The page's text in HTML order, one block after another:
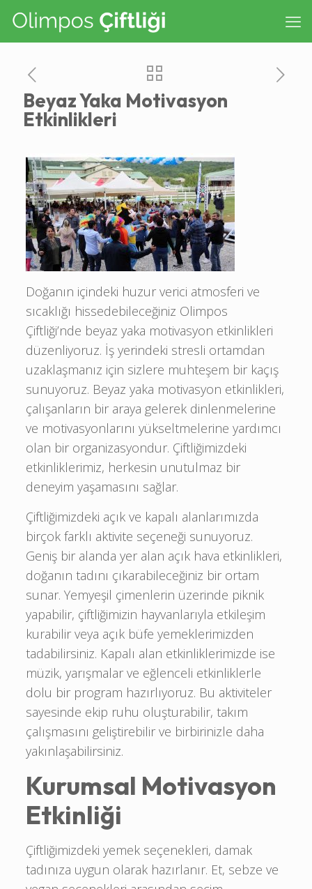
Beyaz Yaka Motivasyon
Etkinlikleri
Doğanın içindeki huzur verici atmosferi ve
sıcaklığı hissedebileceğiniz Olimpos
Çiftliği’nde beyaz yaka motivasyon etkinlikleri
düzenliyoruz. İş yerindeki stresli ortamdan
uzaklaşmanız için sizlere muhteşem bir kaçış
sunuyoruz. Beyaz yaka motivasyon etkinlikleri,
çalışanların bir araya gelerek dinlenmelerine
ve motivasyonlarını yükseltmelerine yardımcı
olan bir organizasyondur. Çiftliğimizdeki
etkinliklerimiz, herkesin unutulmaz bir
deneyim yaşamasını sağlar.
Çiftliğimizdeki açık ve kapalı alanlarımızda
birçok farklı aktivite seçeneği sunuyoruz.
Geniş bir alanda yer alan açık hava etkinlikleri,
doğanın tadını çıkarabileceğiniz bir ortam
sunar. Yemyeşil çimenlerin üzerinde piknik
yapabilir, çiftliğimizin hayvanlarıyla etkileşim
kurabilir veya açık büfe yemeklerimizden
tadabilirsiniz. Kapalı alan etkinliklerimizde ise
müzik, yarışmalar ve eğlenceli etkinliklerle
dolu bir program hazırlıyoruz. Bu aktiviteler
sayesinde ekip ruhu oluşturabilir, takım
çalışmasını geliştirebilir ve birbirinizle daha
yakınlaşabilirsiniz.
Kurumsal Motivasyon
Etkinliği
Çiftliğimizdeki yemek seçenekleri, damak
tadınıza uygun olarak hazırlanır. Et, sebze ve